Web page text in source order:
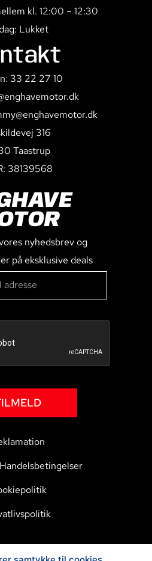
kl. 12:00 – 12:30
Lukket
33 22 27 10
316
Taastrup
38139568
nyhedsbrev og
på eksklusive deals